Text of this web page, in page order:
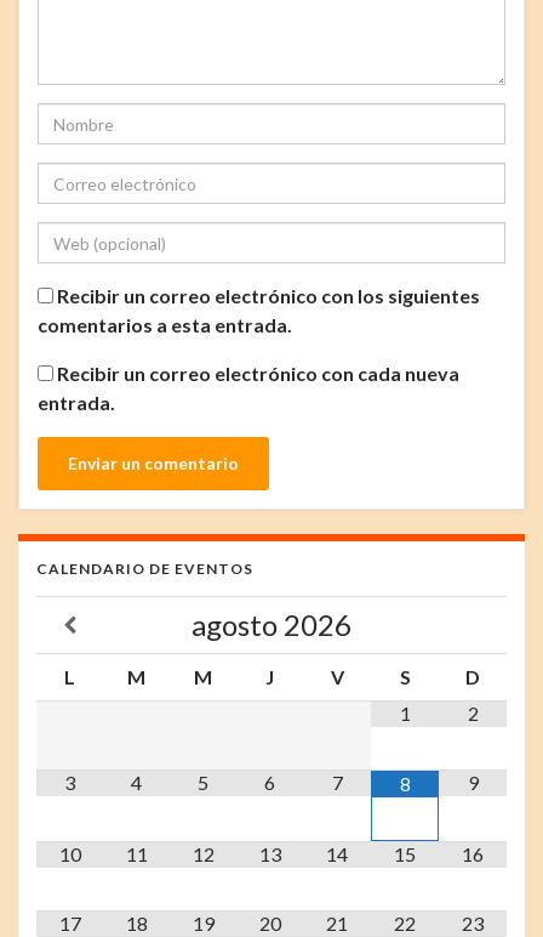
Recibir un correo electrónico con los siguientes
comentarios a esta entrada.
Recibir un correo electrónico con cada nueva
entrada.
CALENDARIO DE EVENTOS
agosto 2026
L M M J V S
D
1
2
3 4 5 6 7 8 9
10 11 12 13 14 15 16
17 18 19 20 21 22 23